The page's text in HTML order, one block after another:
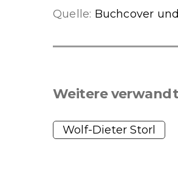
Quelle: Buchcover
Weitere
Wolf-Dieter Storl